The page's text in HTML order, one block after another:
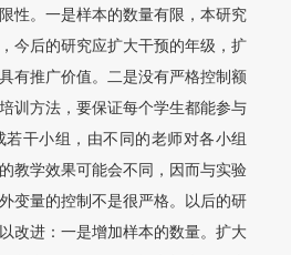
性。一是样本的数量有限，本研究
今后的研究应扩大干预的年级，扩
有推广价值。二是没有严格控制额
训方法，要保证每个学生都能参与
干小组，由不同的老师对各小组
教学效果可能会不同，因而与实验
变量的控制不是很严格。以后的研
改进：一是增加样本的数量。扩大